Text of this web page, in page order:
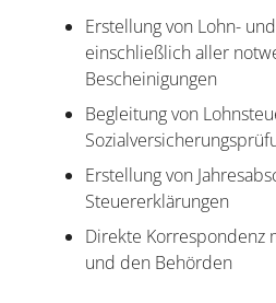
Erstellung von Lohn-
einschließlich aller
Bescheinigungen
Begleitung von
Erstellung von
Steuererklärungen
Direkte Korrespondenz
und den Behörden